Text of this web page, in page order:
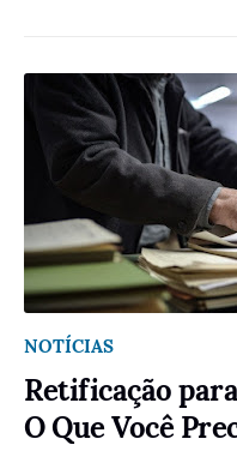
NOTÍCIAS
Retificação
O Que Você